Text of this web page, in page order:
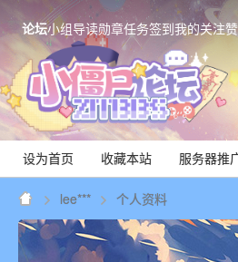
论坛小组导读勋章任务签到我的关注
设为首页 收藏本站 服务器推
lee*** 个人资料